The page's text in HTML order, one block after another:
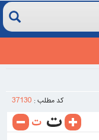
کد مطلب : 37130